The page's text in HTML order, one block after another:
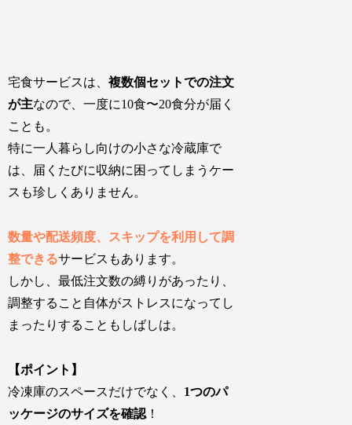
宅食サービスは、複数個セットでの注文
が主なので、一度に10食〜20食分が届く
ことも。
特に一人暮らし向けの小さな冷蔵庫で
は、
届くたびに収納に困ってしまうケー
スも珍しくありません。
数量や配送頻度、スキップを利用して調
整できるサービスもあります。
しかし、最低注文数の縛り があったり、
調整すること自体がストレスになってし
まったりすることもしばしは。
【ポイント】
冷凍庫のスペースだけでなく、 1つのパ
ッケージのサイズを確認 ！